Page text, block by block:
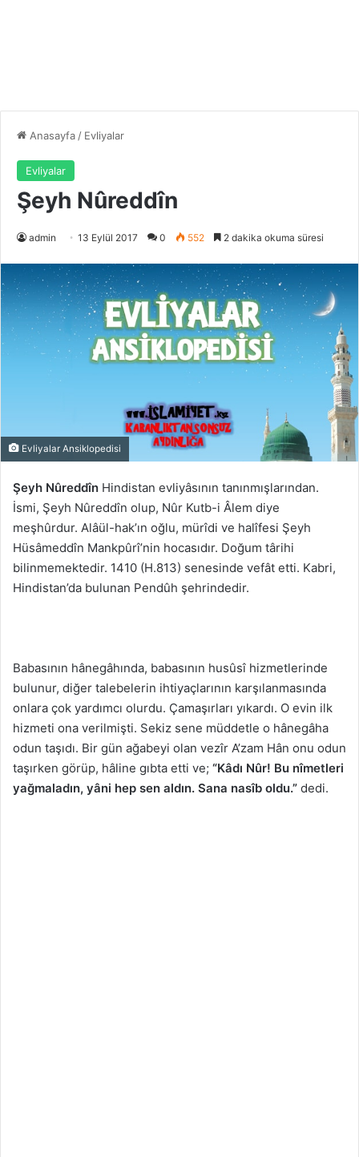
Anasayfa/ Evliyalar
Evliyalar
Şeyh Nûreddîn
admin 13 Eylül 2017 0 552 2 dakika okuma süresi
Evliyalar Ansiklopedisi
Şeyh Nûreddîn Hindistan evliyâsının tanınmışlarından.
İsmi, Şeyh Nûreddîn olup, Nûr Kutb-i Âlem diye
meşhûrdur. Alâül-hak’ın oğlu, mürîdi ve halîfesi Şeyh
Hüsâmeddîn Mankpûrî’nin hocasıdır. Doğum târihi
bilinmemektedir. 1410 (H.813) senesinde vefât etti. Kabri,
Hindistan’da bulunan Pendûh şehrindedir.
Babasının hânegâhında, babasının husûsî hizmetlerinde
bulunur, diğer talebelerin ihtiyaçlarının karşılanmasında
onlara çok yardımcı olurdu. Çamaşırları yıkardı. O evin ilk
hizmeti ona verilmişti. Sekiz sene müddetle o hânegâha
odun taşıdı. Bir gün ağabeyi olan vezîr A’zam Hân onu odun
taşırken görüp, hâline gıbta etti ve; “Kâdı Nûr! Bu nîmetleri
yağmaladın, yâni hep sen aldın. Sana nasîb oldu.” dedi.